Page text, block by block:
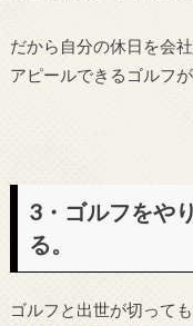
だから自分の休日を会
アピールできるゴルフ
3・ゴルフをや
る。
ゴルフと出世が切って